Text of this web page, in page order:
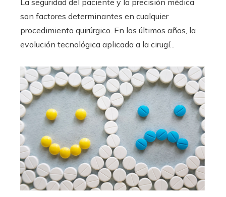
La seguridad del paciente y la precisión médica
son factores determinantes en cualquier
procedimiento quirúrgico. En los últimos años, la
evolución tecnológica aplicada a la cirugí...